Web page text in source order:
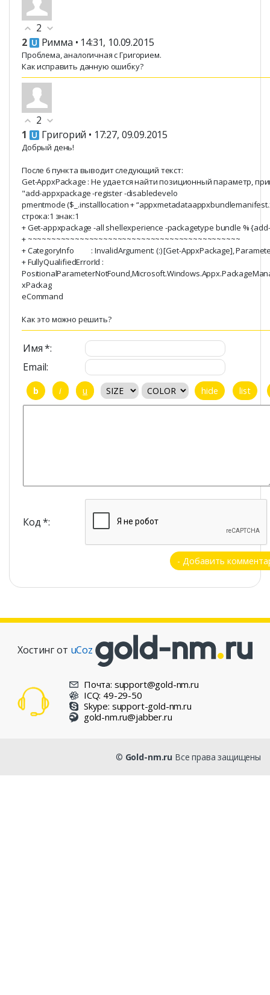
2
2
Римма • 14:31, 10.09.2015
Проблема, аналогичная с Григорием.
Как исправить данную ошибку?
2
1
Григорий • 17:27, 09.09.2015
Добрый день!
После 6 пункта выводит следующий текст:
Get-AppxPackage : Не удается найти позиционный параметр,
"add-appxpackage -register -disabledevelo
pmentmode ($_.installlocation +
строка:1 знак:1
+ Get-appxpackage -all shellexperience -packagetype bundle %
+ ~~~~~~~~~~~~~~~~~~~~~~~~~~~~~~~~~~~~~~~~~~~~~
+ CategoryInfo : InvalidArgument: (:) [Get-AppxPackage],
+ FullyQualifiedErrorId :
xPackag
eCommand
Как это можно решить?
Имя *:
Email:
Код *:
Хостинг от uCoz
Почта: support@gold-nm.ru
ICQ: 49-29-50
Skype: support-gold-nm.ru
gold-nm.ru@jabber.ru
© Gold-nm.ru Все права защищены